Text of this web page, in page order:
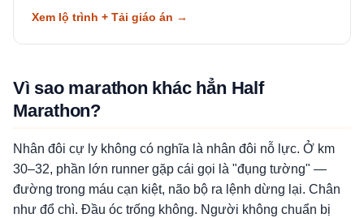
Xem lộ trình + Tải giáo án →
Vì sao marathon khác hẳn Half
Marathon?
Nhân đôi cự ly không có nghĩa là nhân đôi nỗ lực. Ở km
30–32, phần lớn runner gặp cái gọi là "đụng tường" —
đường trong máu cạn kiệt, não bộ ra lệnh dừng lại. Chân
như đổ chì. Đầu óc trống không. Người không chuẩn bị